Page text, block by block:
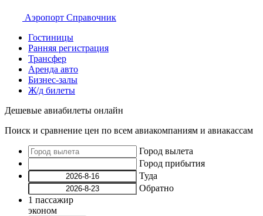
Аэропорт Справочник
Гостиницы
Ранняя регистрация
Трансфер
Аренда авто
Бизнес-залы
Ж/д билеты
Дешевые авиабилеты онлайн
Поиск и сравнение цен по всем авиакомпаниям и авиакассам
Город вылета
Город прибытия
Туда
Обратно
1 пассажир
эконом